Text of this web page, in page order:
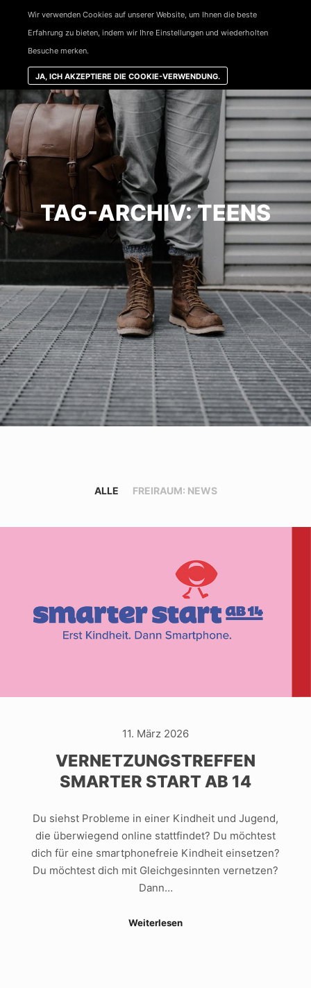
TAG-ARCHIV:TEENS
ALLE FREIRAUM: NEWS
11. März 2026
VERNETZUNGSTREFFEN
SMARTER START AB 14
Du siehst Probleme in einer Kindheit und Jugend,
die überwiegend online stattfindet? Du möchtest
dich für eine smartphonefreie Kindheit einsetzen?
Du möchtest dich mit Gleichgesinnten vernetzen?
Dann…
Weiterlesen
Wir verwenden Cookies auf unserer Website, um Ihnen die beste
Erfahrung zu bieten, indem wir Ihre Einstellungen und wiederholten
Besuche merken.
JA, ICH AKZEPTIERE DIE COOKIE-VERWENDUNG.